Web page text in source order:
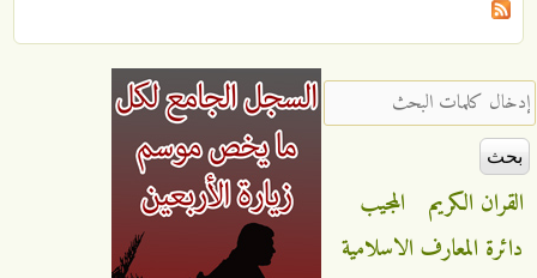
‏إدخال كلمات البحث ‏
القران الكريم
المجيب
دائرة المعارف الاسلامية